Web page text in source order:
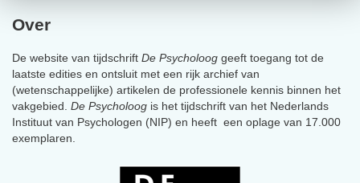
Over
De website van tijdschrift De Psycholoog geeft toegang tot de
laatste edities en ontsluit met een rijk archief van
(wetenschappelijke) artikelen de professionele kennis binnen het
vakgebied. De Psycholoog is het tijdschrift van het Nederlands
Instituut van Psychologen (NIP) en heeft een oplage van 17.000
exemplaren.